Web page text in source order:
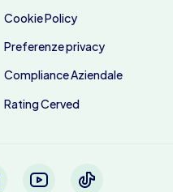
Cookie Policy
Preferenze privacy
Compliance Aziendale
Rating Cerved